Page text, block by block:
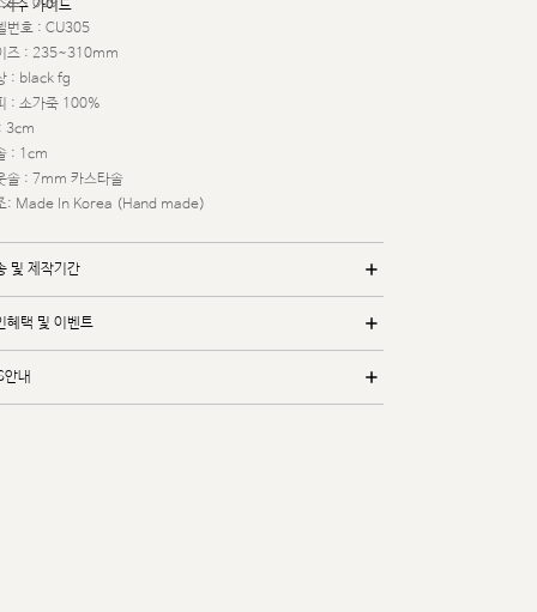
치수 가이드
트 : 009
번호 : CU305
즈 : 235~310mm
: black fg
: 소가죽 100%
3cm
: 1cm
솔 : 7mm 카스타솔
: Made In Korea (Hand made)
및 제작기간
혜택 및 이벤트
내